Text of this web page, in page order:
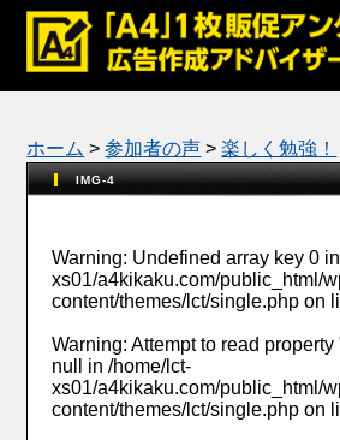
メディア掲載
公式ブログ
ホーム >参加者の声 >楽しく勉強！
IMG-4
Warning: Undefined array key 0
xs01/a4kikaku.com/public_html/
content/themes/lct/single.php on
Warning: Attempt to read
null in/home/lct-
xs01/a4kikaku.com/public_html/
content/themes/lct/single.php on